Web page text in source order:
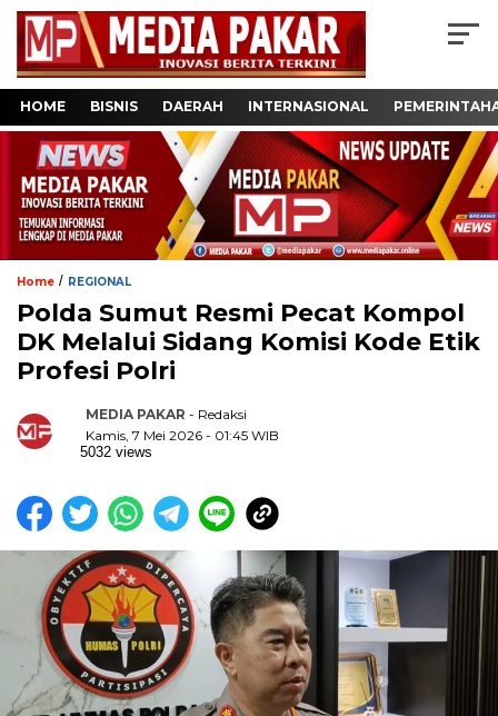
HOME BISNIS DAERAH INTERNASIONAL
Home / REGIONAL
Polda Sumut Resmi Pecat Kompol
DK Melalui Sidang Komisi Kode Etik
Profesi Polri
MEDIA PAKAR - Redaksi
Kamis, 7 Mei 2026 - 01:45 WIB
5032 views